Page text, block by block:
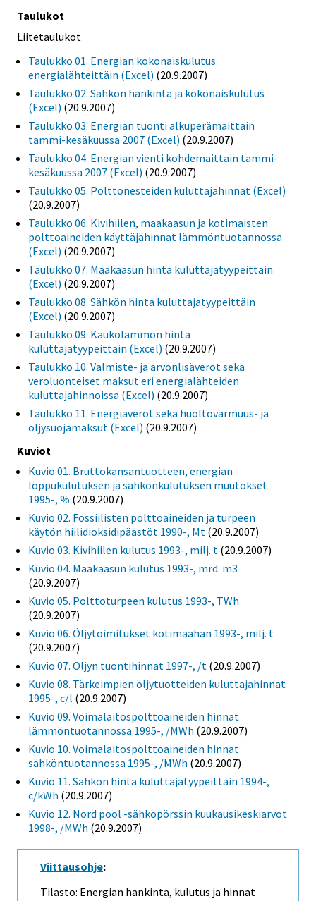
Taulukot
Liitetaulukot
Taulukko 01. Energian kokonaiskulutus
energialähteittäin (Excel) (20.9.2007)
Taulukko 02. Sähkön hankinta ja kokonaiskulutus
(Excel) (20.9.2007)
Taulukko 03. Energian tuonti alkuperämaittain
tammi-kesäkuussa 2007 (Excel) (20.9.2007)
Taulukko 04. Energian vienti kohdemaittain tammi-
kesäkuussa 2007 (Excel) (20.9.2007)
Taulukko 05. Polttonesteiden kuluttajahinnat (Excel)
(20.9.2007)
Taulukko 06. Kivihiilen, maakaasun ja kotimaisten
polttoaineiden käyttäjähinnat lämmöntuotannossa
(Excel) (20.9.2007)
Taulukko 07. Maakaasun hinta kuluttajatyypeittäin
(Excel) (20.9.2007)
Taulukko 08. Sähkön hinta kuluttajatyypeittäin
(Excel) (20.9.2007)
Taulukko 09. Kaukolämmön hinta
kuluttajatyypeittäin (Excel) (20.9.2007)
Taulukko 10. Valmiste- ja arvonlisäverot sekä
veroluonteiset maksut eri energialähteiden
kuluttajahinnoissa (Excel) (20.9.2007)
Taulukko 11. Energiaverot sekä huoltovarmuus- ja
öljysuojamaksut (Excel) (20.9.2007)
Kuviot
Kuvio 01. Bruttokansantuotteen, energian
loppukulutuksen ja sähkönkulutuksen muutokset
1995-, % (20.9.2007)
Kuvio 02. Fossiilisten polttoaineiden ja turpeen
käytön hiilidioksidipäästöt 1990-, Mt (20.9.2007)
Kuvio 03. Kivihiilen kulutus 1993-, milj. t (20.9.2007)
Kuvio 04. Maakaasun kulutus 1993-, mrd. m3
(20.9.2007)
Kuvio 05. Polttoturpeen kulutus 1993-, TWh
(20.9.2007)
Kuvio 06. Öljytoimitukset kotimaahan 1993-, milj. t
(20.9.2007)
Kuvio 07. Öljyn tuontihinnat 1997-, /t (20.9.2007)
Kuvio 08. Tärkeimpien öljytuotteiden kuluttajahinnat
1995-, c/l (20.9.2007)
Kuvio 09. Voimalaitospolttoaineiden hinnat
lämmöntuotannossa 1995-, /MWh (20.9.2007)
Kuvio 10. Voimalaitospolttoaineiden hinnat
sähköntuotannossa 1995-, /MWh (20.9.2007)
Kuvio 11. Sähkön hinta kuluttajatyypeittäin 1994-,
c/kWh (20.9.2007)
Kuvio 12. Nord pool -sähköpörssin kuukausikeskiarvot
1998-, /MWh (20.9.2007)
Viittausohje:
Tilasto: Energian hankinta, kulutus ja hinnat